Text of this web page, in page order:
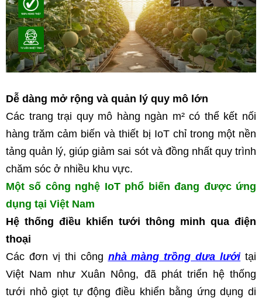
Dễ dàng mở rộng và quản lý quy mô lớn
Các trang trại quy mô hàng ngàn m² có thể kết nối
hàng trăm cảm biến và thiết bị IoT chỉ trong một nền
tảng quản lý, giúp giảm sai sót và đồng nhất quy trình
chăm sóc ở nhiều khu vực.
Một số công nghệ IoT phổ biến đang được ứng
dụng tại Việt Nam
Hệ thống điều khiển tưới thông minh qua điện
thoại
Các đơn vị thi công nhà màng trồng dưa lưới tại
Việt Nam như Xuân Nông, đã phát triển hệ thống
tưới nhỏ giọt tự động điều khiển bằng ứng dụng di